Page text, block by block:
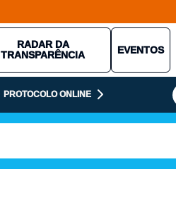
RADAR DA
TRANSPARÊNCIA
EVENTOS
PROTOCOLO ONLINE